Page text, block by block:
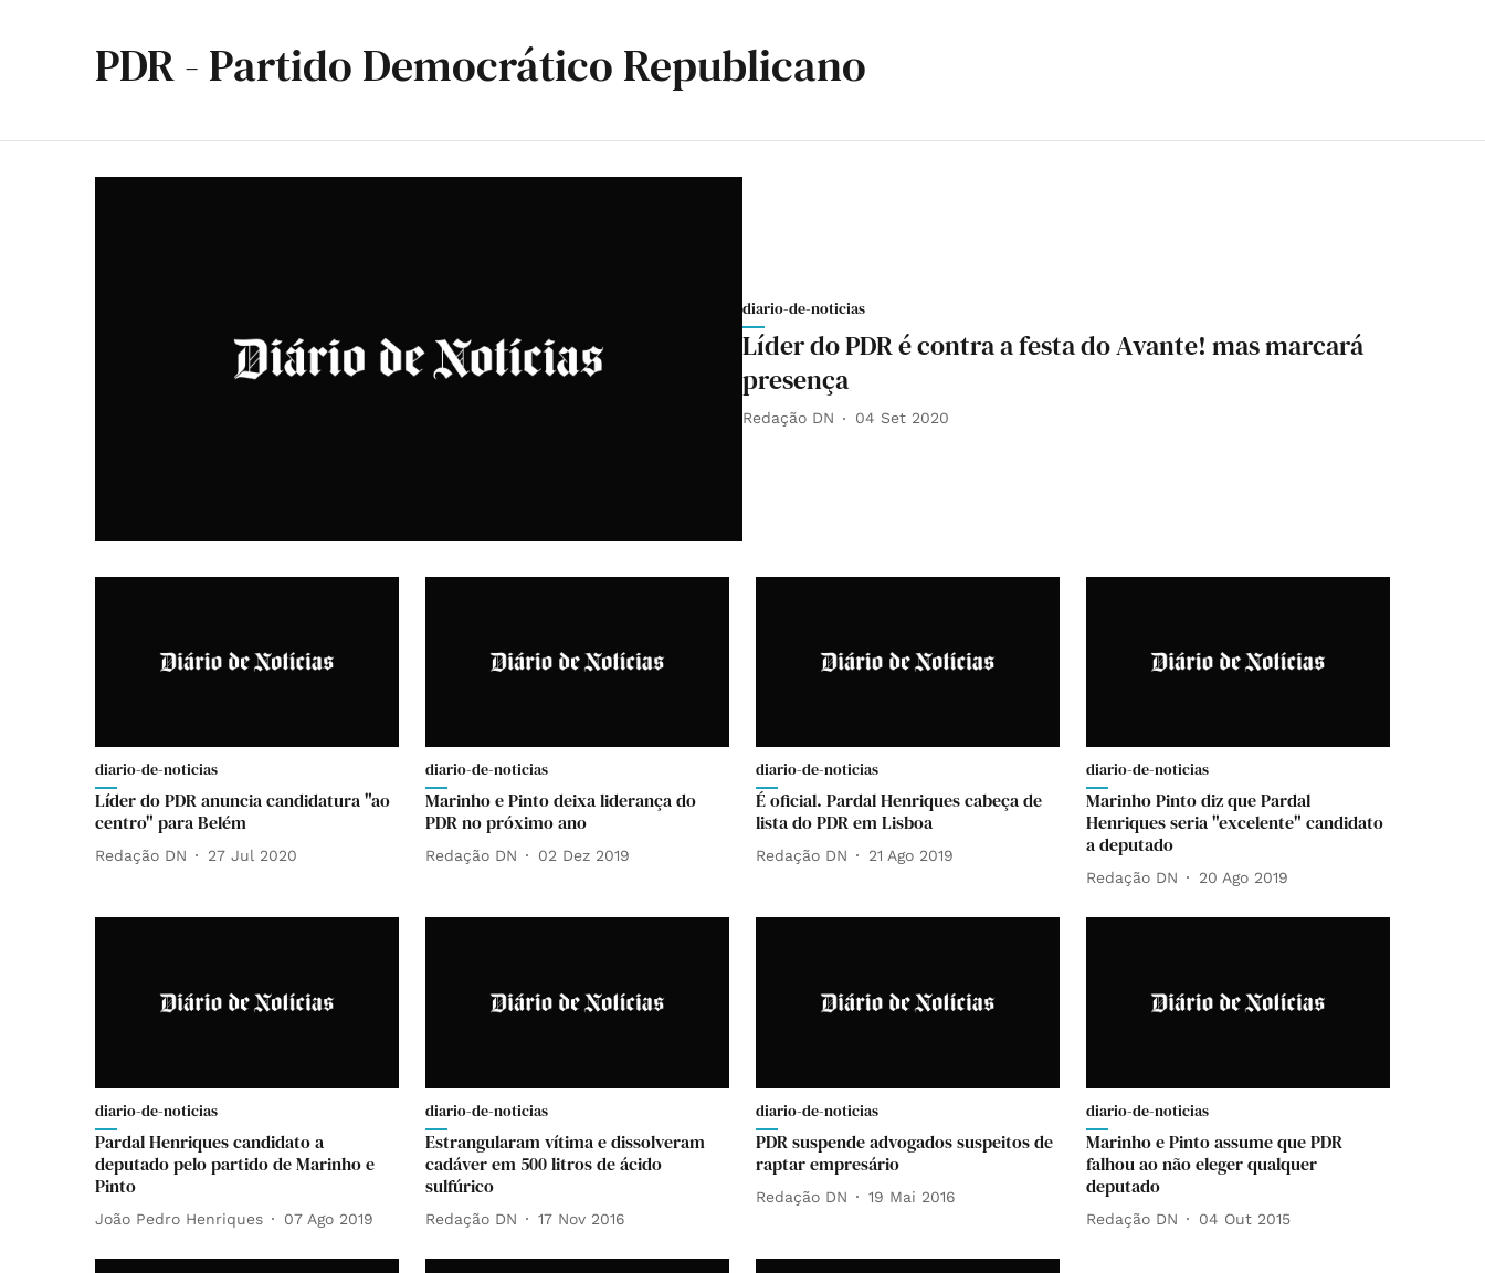
PDR - Partido Democrático Republicano
diario-de-noticias
Líder do PDR é contra a festa do Avante! mas marcará
presença
Redação DN 04 Set 2020
diario-de-noticias
Líder do PDR anuncia candidatura "ao
centro" para Belém
Redação DN 27 Jul 2020
diario-de-noticias
Marinho e Pinto deixa liderança do
PDR no próximo ano
Redação DN 02 Dez 2019
diario-de-noticias
É oficial. Pardal Henriques cabeça de
lista do PDR em Lisboa
Redação DN 21 Ago 2019
diario-de-noticias
Marinho Pinto diz que Pardal
Henriques seria "excelente" candidato
a deputado
Redação DN 20 Ago 2019
diario-de-noticias
Pardal Henriques candidato a
deputado pelo partido de Marinho e
Pinto
João Pedro Henriques 07 Ago 2019
diario-de-noticias
Estrangularam vítima e dissolveram
cadáver em 500 litros de ácido
sulfúrico
Redação DN 17 Nov 2016
diario-de-noticias
PDR suspende advogados suspeitos de
raptar empresário
Redação DN 19 Mai 2016
diario-de-noticias
Marinho e Pinto assume que PDR
falhou ao não eleger qualquer
deputado
Redação DN 04 Out 2015